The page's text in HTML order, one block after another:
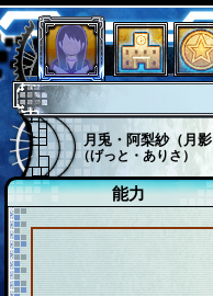
月兎・阿梨紗（月
（げっと・ありさ）
能力